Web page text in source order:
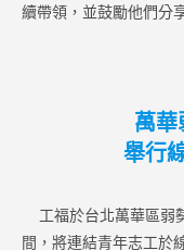
續帶領，並鼓勵他們分
萬
舉行
工福於台北萬華區弱
間，將連結青年志工於